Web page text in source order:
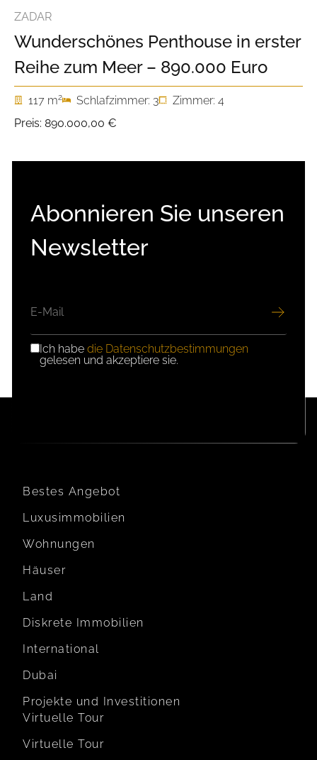
ZADAR
Wunderschönes Penthouse in erster
Reihe zum Meer – 890.000 Euro
117 m2 Schlafzimmer: 3
Zimmer: 4
Preis: 890.000,00 €
Abonnieren Sie unseren
Newsletter
MAIL
DSGVO-
EINWILLIGUNG
Ich habe die Datenschutzbestimmungen
gelesen und akzeptiere sie.
Bestes Angebot
Luxusimmobilien
Wohnungen
Häuser
Land
Diskrete Immobilien
International
Dubai
Projekte und Investitionen
Virtuelle Tour
Virtuelle Tour